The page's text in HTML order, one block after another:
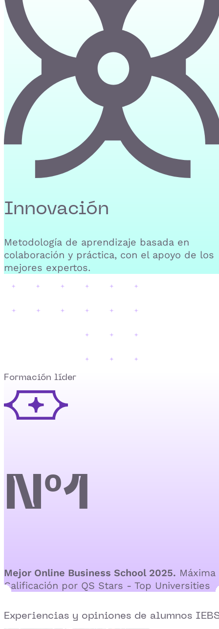
Innovación
Metodología de aprendizaje basada en
colaboración y práctica, con el apoyo de los
mejores expertos.
Formación líder
Nº1
Mejor Online Business School 2025. Máxima
Calificación por QS Stars - Top Universities
Experiencias y opiniones de alumnos